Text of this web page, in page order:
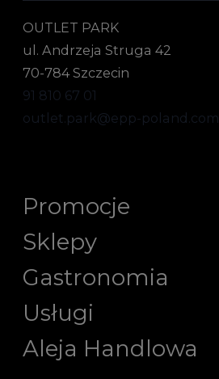
OUTLET PARK
ul. Andrzeja Struga 42
70-784 Szczecin
91 810 67 01
outlet.park@epp-poland.com
Promocje
Sklepy
Gastronomia
Usługi
Aleja Handlowa